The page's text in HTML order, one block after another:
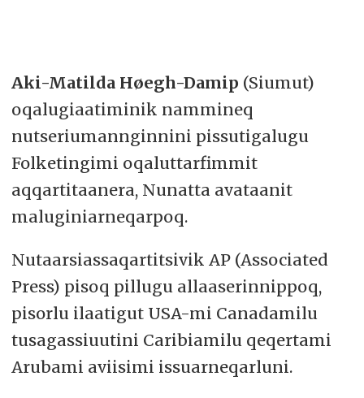
Aki-Matilda Høegh-Damip (Siumut)
oqalugiaatiminik nammineq
nutseriumannginnini pissutigalugu
Folketingimi oqaluttarfimmit
aqqartitaanera, Nunatta avataanit
maluginiarneqarpoq.
Nutaarsiassaqartitsivik AP (Associated
Press) pisoq pillugu allaaserinnippoq,
pisorlu ilaatigut USA-mi Canadamilu
tusagassiuutini Caribiamilu qeqertami
Arubami aviisimi issuarneqarluni.